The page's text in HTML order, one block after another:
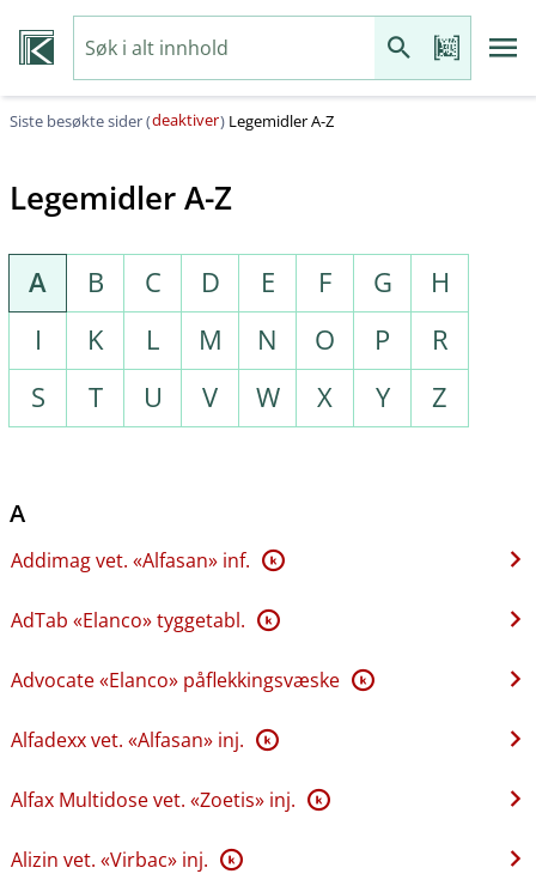
Siste besøkte sider (deaktiver) Legemidler A-Z
Legemidler A-Z
A B C D E F G
H
I
K L M N O P
R
S
T U V W X Y Z
A
Addimag vet. «Alfasan» inf. K
AdTab «Elanco» tyggetabl. K
Advocate «Elanco» påflekkingsvæske K
Alfadexx vet. «Alfasan» inj. K
Alfax Multidose vet. «Zoetis» inj. K
Alizin vet. «Virbac» inj. K